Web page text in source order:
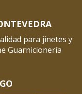
para jinetes y
Guarnicionería